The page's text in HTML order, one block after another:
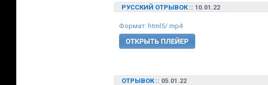
РУССКИЙ ОТРЫВОК :: 10.01.22
Формат: html5/.mp4
ОТРЫВОК :: 05.01.22